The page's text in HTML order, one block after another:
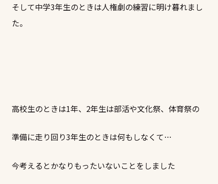
そして中学3年生のときは人権劇の練習に明け暮れまし
た。
高校生のときは1年、2年生は部活や文化祭、体育祭の
準備に走り回り3年生のときは何もしなくて…
今考えるとかなりもったいないことをしました